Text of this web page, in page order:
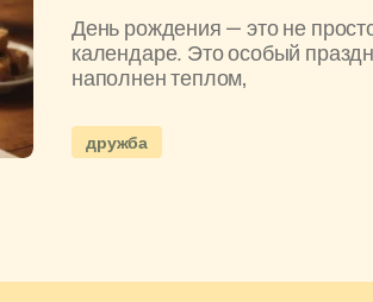
День рождения — это не
календаре. Это особый
наполнен теплом,
дружба